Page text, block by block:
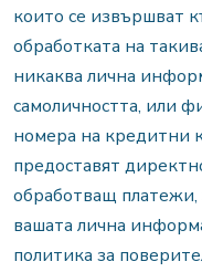
които се извършват
обработката на
никаква лична
самоличността, или
номера на кредитни
предоставят
обработващ платежи,
вашата лична
политика за